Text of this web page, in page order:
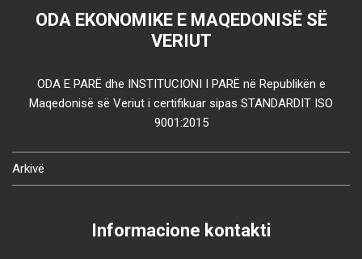
ODA EKONOMIKE E MAQEDONISË SË
VERIUT
ODA E PARË dhe INSTITUCIONI I PARË në Republikën e
Maqedonisë së Veriut i certifikuar sipas STANDARDIT ISO
9001:2015
Arkivë
Informacione kontakti